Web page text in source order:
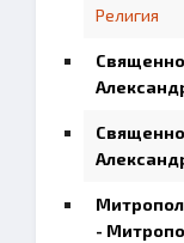
Религия
-